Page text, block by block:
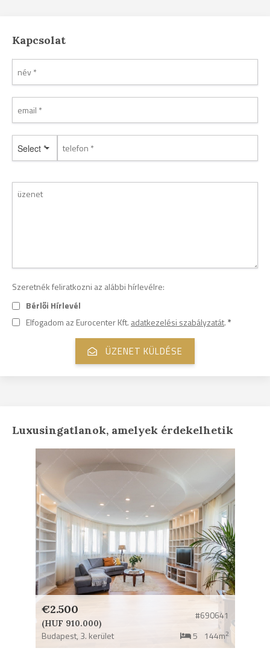
Kapcsolat
Select *
Szeretnék feliratkozni az alábbi hírlevélre:
Bérlői Hírlevél
Elfogadom az Eurocenter Kft. adatkezelési szabályzatát.*
Luxusingatlanok, amelyek érdekelhetik
€2.500
(HUF 910.000)
#690641
Budapest, 3. kerület 5 144m2